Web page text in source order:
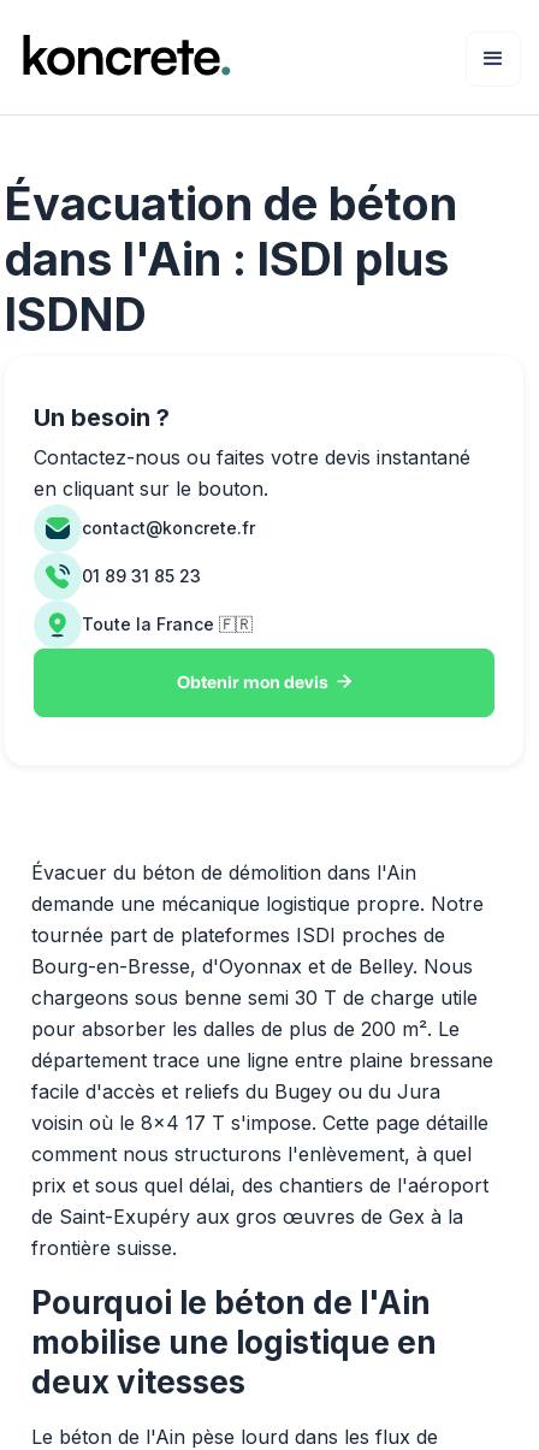
Évacuation de béton
dans l'Ain : ISDI plus
ISDND
Évacuer du béton de démolition dans l'Ain
demande une mécanique logistique propre. Notre
tournée part de plateformes ISDI proches de
Bourg-en-Bresse, d'Oyonnax et de Belley. Nous
chargeons sous benne semi 30 T de charge utile
pour absorber les dalles de plus de 200 m². Le
département trace une ligne entre plaine bressane
facile d'accès et reliefs du Bugey ou du Jura
voisin où le 8x4 17 T s'impose. Cette page détaille
comment nous structurons l'enlèvement, à quel
prix et sous quel délai, des chantiers de l'aéroport
de Saint-Exupéry aux gros œuvres de Gex à la
frontière suisse.
Pourquoi le béton de l'Ain
mobilise une logistique en
deux vitesses
Le béton de l'Ain pèse lourd dans les flux de
Un besoin ?
Contactez-nous ou faites votre devis instantané
en cliquant sur le bouton.
contact@koncrete.fr
01 89 31 85 23
Toute la France 🇫🇷
Obtenir mon devis 